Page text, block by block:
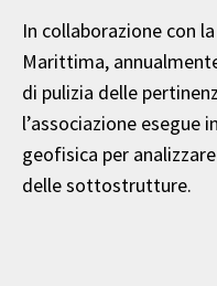
In collaborazione con
Marittima,
di pulizia delle
l’associazione esegue
geofisica per
delle sottostrutture.